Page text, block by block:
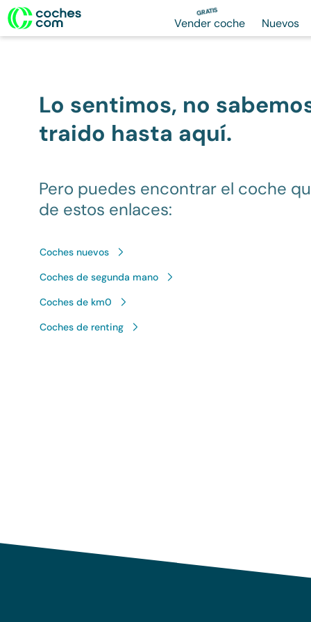
GRATIS
Vender coche Nuevos
Lo sentimos, no
traido hasta aquí.
Pero puedes encontrar el coche
de estos enlaces:
Coches nuevos
Coches de segunda mano
Coches de km0
Coches de renting